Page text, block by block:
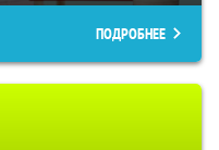
ПОДРОБНЕЕ